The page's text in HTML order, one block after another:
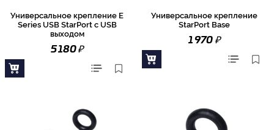
Универсальное крепление E
Series USB StarPort с USB
выходом
5 180₽
Универсальное крепление
StarPort Base
1 970₽